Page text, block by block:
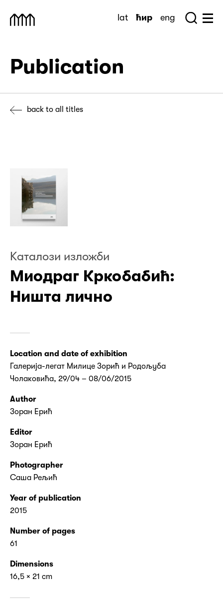
Muzej Savremene Umetnosti
lat ћир eng
Publication
back to all titles
Kаталози изложби
Миодраг Кркобабић:
Ништа лично
Location and date of exhibition
Галерија-легат Милице Зорић и Родољуба
Чолаковића, 29/04 – 08/06/2015
Author
Зоран Ерић
Editor
Зоран Ерић
Photographer
Саша Рељић
Year of publication
2015
Number of pages
61
Dimensions
16,5 × 21 cm